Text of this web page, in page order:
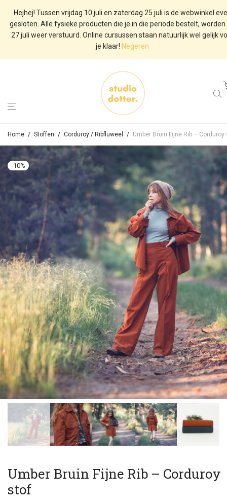
Hejhej! Tussen vrijdag 10 juli en zaterdag 25 juli is de webwinkel
gesloten. Alle fysieke producten die je in die periode bestelt, worden
27 juli weer verstuurd. Online cursussen staan natuurlijk wel gelijk
je klaar! Negeren
Home / Stoffen / Corduroy / Ribfluweel / Umber Bruin Fijne Rib – Corduroy
-10%
Umber Bruin Fijne Rib – Corduroy
stof